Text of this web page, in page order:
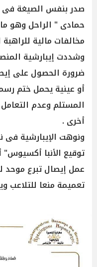
صدر بنفس الصيغة فى
حمادى " الراحل وهو
مخالفات مالية
وشددت إيبارشية
ضرورة الحصول على
أو عينية يحمل ختم
المستلم وعدم
أخرى .
ونوهت الإيبارشية
توقيع الأنبا
عمل إيصال تبرع موحد
تعميمة منعا للتلاعب